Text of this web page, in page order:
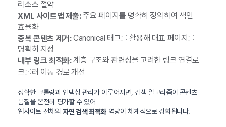
리소스 절약
XML 사이트맵 제출:주요 페이지를 명확히 정의하여 색인
효율화
중복 콘텐츠 제거:Canonical 태그를 활용해 대표 페이지를
명확히 지정
내부 링크 최적화:계층 구조와 관련성을 고려한 링크 연결로
크롤러 이동 경로 개선
정확한 크롤링과 인덱싱 관리가 이루어지면, 검색 알고리즘이 콘텐츠
품질을 온전히 평가할 수 있어
웹사이트 전체의자연 검색 최적화 역량이 체계적으로 강화됩니다.